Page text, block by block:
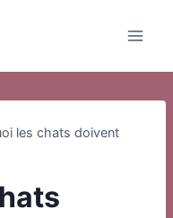
les chats doivent